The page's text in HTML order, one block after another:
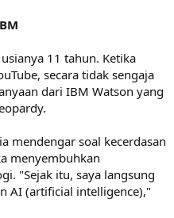
11 tahun. Ketika
secara tidak sengaja
dari IBM Watson yang
mendengar soal kecerdasan
menyembuhkan
"Sejak itu, saya langsung
AI (artificial intelligence),"